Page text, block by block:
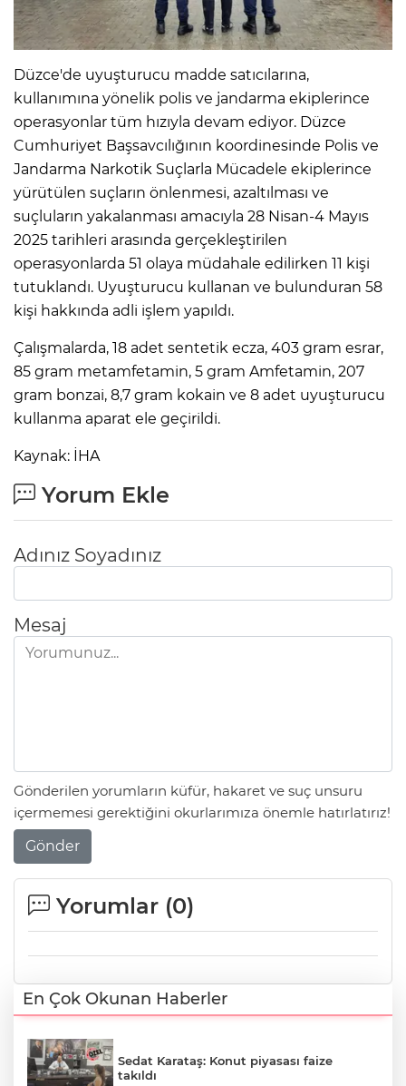
Düzce'de uyuşturucu madde satıcılarına,
kullanımına yönelik polis ve jandarma ekiplerince
operasyonlar tüm hızıyla devam ediyor. Düzce
Cumhuriyet Başsavcılığının koordinesinde Polis ve
Jandarma Narkotik Suçlarla Mücadele ekiplerince
yürütülen suçların önlenmesi, azaltılması ve
suçluların yakalanması amacıyla 28 Nisan-4 Mayıs
2025 tarihleri arasında gerçekleştirilen
operasyonlarda 51 olaya müdahale edilirken 11 kişi
tutuklandı. Uyuşturucu kullanan ve bulunduran 58
kişi hakkında adli işlem yapıldı.
Çalışmalarda, 18 adet sentetik ecza, 403 gram esrar,
85 gram metamfetamin, 5 gram Amfetamin, 207
gram bonzai, 8,7 gram kokain ve 8 adet uyuşturucu
kullanma aparat ele geçirildi.
Kaynak: İHA
Yorum Ekle
Adınız Soyadınız
Mesaj
Gönderilen yorumların küfür, hakaret ve suç unsuru
içermemesi gerektiğini okurlarımıza önemle hatırlatırız!
Gönder
Yorumlar (0)
En Çok Okunan Haberler
Sedat Karataş: Konut piyasası faize
takıldı